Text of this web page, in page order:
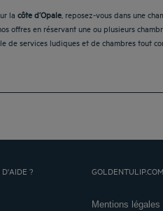
la côte d’Opale, reposez-vous dans une
offres en réservant une ou plusieurs
de services ludiques et de chambres tout
D'AIDE ? GOLDENTULIP.COM
Mentions légales